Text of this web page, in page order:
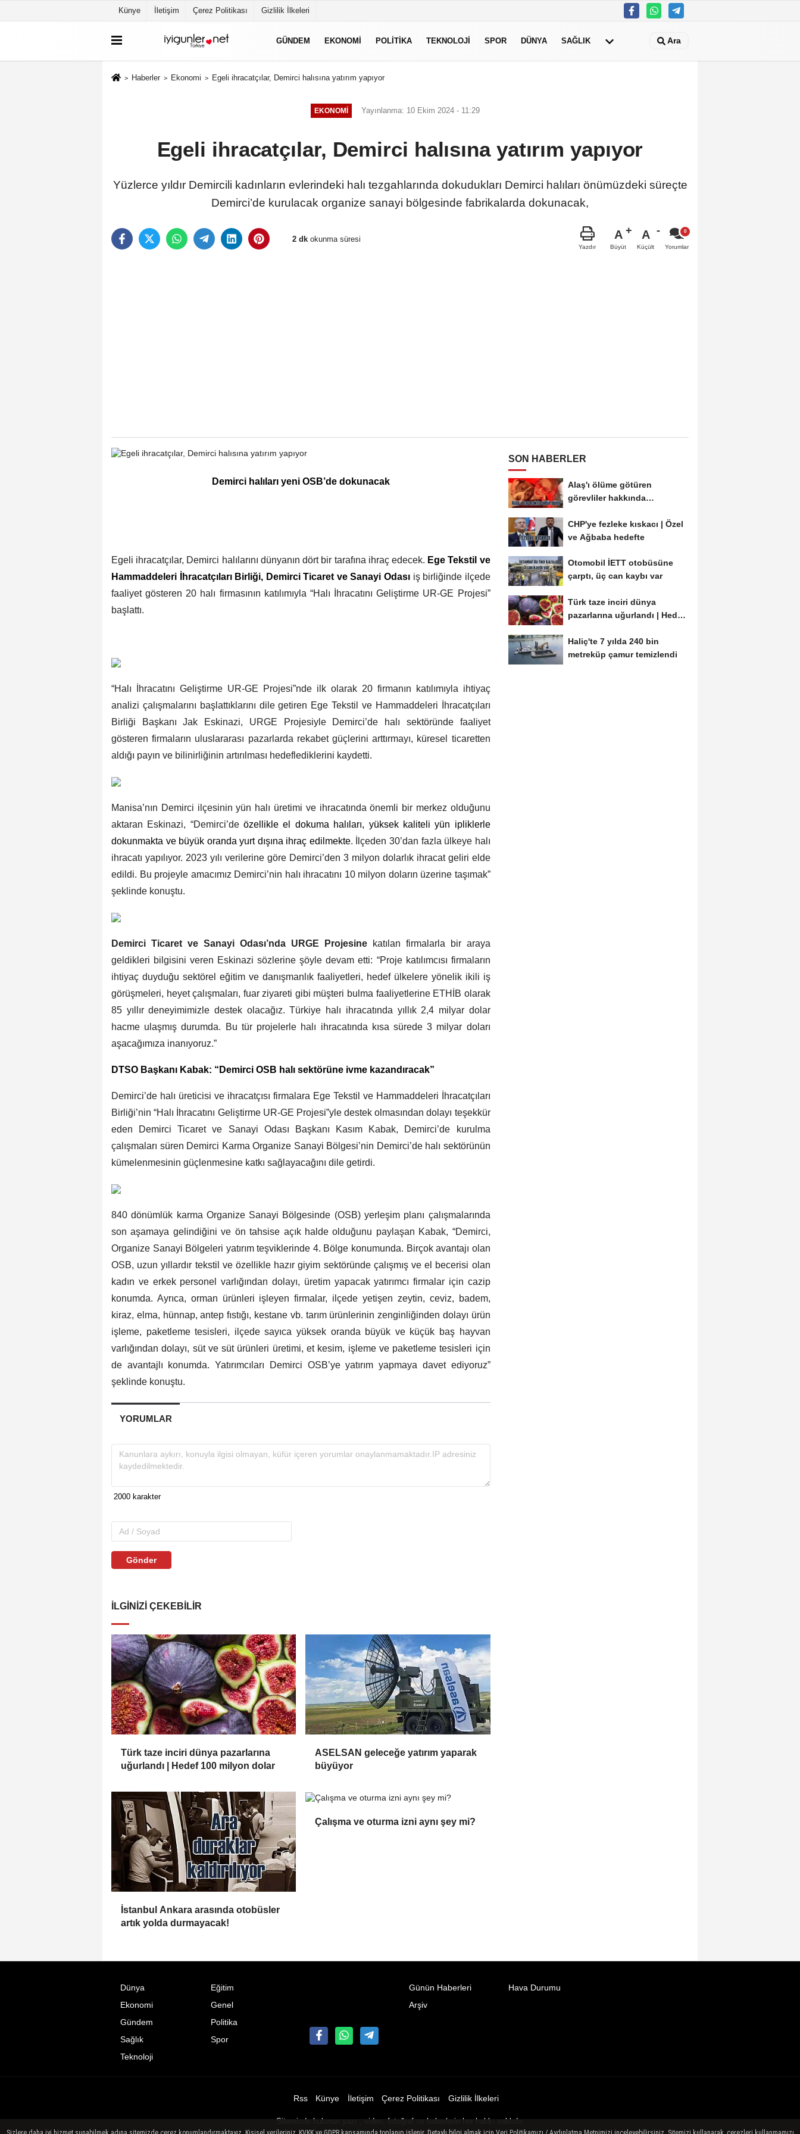
Künye İletişim Çerez Politikası Gizlilik İlkeleri
GÜNDEM EKONOMI POLITIKA TEKNOLOJI SPOR DÜNYA SAĞLIK Ara
Haberler Ekonomi Egeli ihracatçılar, Demirci halısına yatırım yapıyor
EKONOMI Yayınlanma: 10 Ekim 2024 - 11:29
Egeli ihracatçılar, Demirci halısına yatırım yapıyor
Yüzlerce yıldır Demircili kadınların evlerindeki halı tezgahlarında dokudukları Demirci halıları önümüzdeki süreçte
Demirci’de kurulacak organize sanayi bölgesinde fabrikalarda dokunacak,
2 dk okunma süresi
Yazdır
A
Büyüt
A
Küçült Yorumlar
Demirci halıları yeni OSB’de dokunacak
Egeli ihracatçılar, Demirci halılarını dünyanın dört bir tarafına ihraç edecek. Ege Tekstil ve
Hammaddeleri İhracatçıları Birliği, Demirci Ticaret ve Sanayi Odasıiş birliğinde ilçede
faaliyet gösteren 20 halı firmasının katılımıyla “Halı İhracatını Geliştirme UR-GE Projesi”
başlattı.
“Halı İhracatını Geliştirme UR-GE Projesi”nde ilk olarak 20 firmanın katılımıyla ihtiyaç
analizi çalışmalarını başlattıklarını dile getiren Ege Tekstil ve Hammaddeleri İhracatçıları
Birliği Başkanı Jak Eskinazi, URGE Projesiyle Demirci’de halı sektöründe faaliyet
gösteren firmaların uluslararası pazarlarda rekabet güçlerini arttırmayı, küresel ticaretten
aldığı payın ve bilinirliğinin artırılması hedeflediklerini kaydetti.
Manisa’nın Demirci ilçesinin yün halı üretimi ve ihracatında önemli bir merkez olduğunu
aktaran Eskinazi, “Demirci’deözellikle el dokuma halıları, yüksek kaliteli yün ipliklerle
dokunmakta ve büyük oranda yurt dışına ihraç edilmekte. İlçeden 30’dan fazla ülkeye halı
ihracatı yapılıyor. 2023 yılı verilerine göre Demirci’den 3 milyon dolarlık ihracat geliri elde
edildi. Bu projeyle amacımız Demirci’nin halı ihracatını 10 milyon doların üzerine taşımak”
şeklinde konuştu.
Demirci Ticaret ve Sanayi Odası’nda URGE Projesine
katılan firmalarla bir araya
geldikleri bilgisini veren Eskinazi sözlerine şöyle devam etti: “Proje katılımcısı firmaların
ihtiyaç duyduğu sektörel eğitim ve danışmanlık faaliyetleri, hedef ülkelere yönelik ikili iş
görüşmeleri, heyet çalışmaları, fuar ziyareti gibi müşteri bulma faaliyetlerine ETHİB olarak
85 yıllır deneyimimizle destek olacağız. Türkiye halı ihracatında yıllık 2,4 milyar dolar
hacme ulaşmış durumda. Bu tür projelerle halı ihracatında kısa sürede 3 milyar doları
aşacağımıza inanıyoruz.”
DTSO Başkanı Kabak: “Demirci OSB halı sektörüne ivme kazandıracak”
Demirci’de halı üreticisi ve ihracatçısı firmalara Ege Tekstil ve Hammaddeleri İhracatçıları
Birliği’nin “Halı İhracatını Geliştirme UR-GE Projesi”yle destek olmasından dolayı teşekkür
eden Demirci Ticaret ve Sanayi Odası Başkanı Kasım Kabak, Demirci’de kurulma
çalışmaları süren Demirci Karma Organize Sanayi Bölgesi’nin Demirci’de halı sektörünün
kümelenmesinin güçlenmesine katkı sağlayacağını dile getirdi.
840 dönümlük karma Organize Sanayi Bölgesinde (OSB) yerleşim planı çalışmalarında
son aşamaya gelindiğini ve ön tahsise açık halde olduğunu paylaşan Kabak, “Demirci,
Organize Sanayi Bölgeleri yatırım teşviklerinde 4. Bölge konumunda. Birçok avantajı olan
OSB, uzun yıllardır tekstil ve özellikle hazır giyim sektöründe çalışmış ve el becerisi olan
kadın ve erkek personel varlığından dolayı, üretim yapacak yatırımcı firmalar için cazip
konumda. Ayrıca, orman ürünleri işleyen firmalar, ilçede yetişen zeytin, ceviz, badem,
kiraz, elma, hünnap, antep fıstığı, kestane vb. tarım ürünlerinin zenginliğinden dolayı ürün
işleme, paketleme tesisleri, ilçede sayıca yüksek oranda büyük ve küçük baş hayvan
varlığından dolayı, süt ve süt ürünleri üretimi, et kesim, işleme ve paketleme tesisleri için
de avantajlı konumda. Yatırımcıları Demirci OSB’ye yatırım yapmaya davet ediyoruz”
şeklinde konuştu.
YORUMLAR
Gönder
İLGINIZI ÇEKEBILIR
Türk taze inciri dünya pazarlarına
uğurlandı | Hedef 100 milyon dolar
ASELSAN geleceğe yatırım yaparak
büyüyor
İstanbul Ankara arasında otobüsler
artık yolda durmayacak!
Çalışma ve oturma izni aynı şey mi?
SON HABERLER
Alaş'ı ölüme götüren
görevliler hakkında
CHP'ye fezleke kıskacı | Özel
ve Ağbaba hedefte
Otomobil İETT otobüsüne
çarptı, üç can kaybı var
Türk taze inciri dünya
pazarlarına uğurlandı | Hedef
Haliç'te 7 yılda 240 bin
metreküp çamur temizlendi
Dünya
Eğitim
Ekonomi
Genel
Gündem
Politika
Sağlık
Spor
Teknoloji
Günün Haberleri
Arşiv
Hava Durumu
Rss Künye İletişim Çerez Politikası Gizlilik İlkeleri
Sitemizde bulunan yazı , video, fotoğraf ve haberlerin her hakkı saklıdır.
İzinsiz veya kaynak gösterilemeden kullanılamaz.